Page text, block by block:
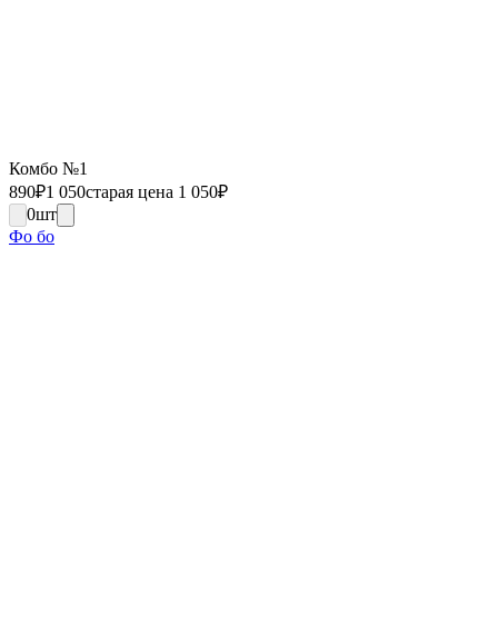
Комбо №1
890₽1 050старая цена 1 050₽
0шт
Фо бо